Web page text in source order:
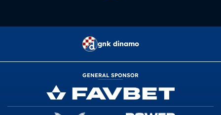
gnk dinamo
GENERAL SPONSOR